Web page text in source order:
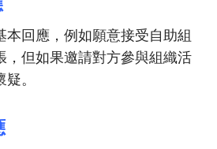
本回應，例如願意接受自助組
，但如果邀請對方參與組織活
。